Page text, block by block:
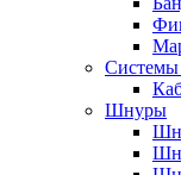
Системы
Шнуры